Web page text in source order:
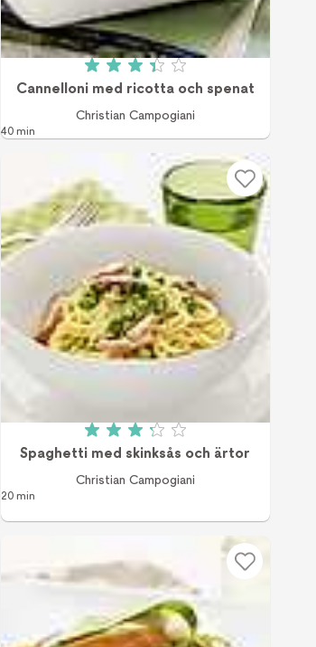
Betyg: 3.36 av 5 (83 röster)
Cannelloni med ricotta och spenat
Christian Campogiani
40 min
Betyg: 3.2 av 5 (85 röster)
Spaghetti med skinksås och ärtor
Christian Campogiani
20 min